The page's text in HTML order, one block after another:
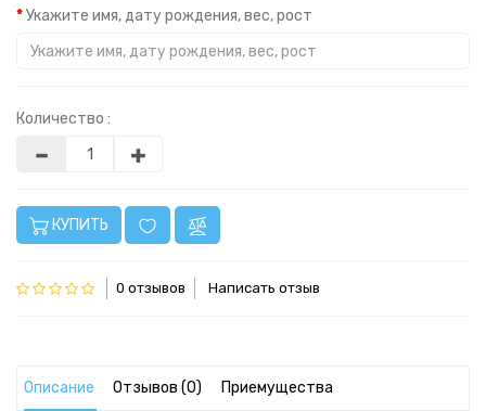
Укажите имя, дату рождения, вес, рост
Количество :
КУПИТЬ
0 отзывов Написать отзыв
Описание Отзывов (0) Приемущества